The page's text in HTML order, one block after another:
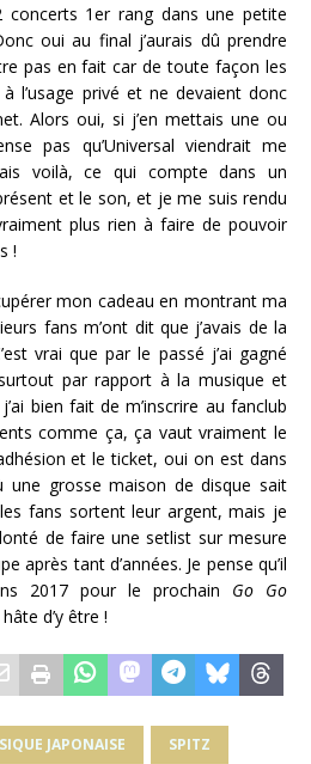
1er rang dans une petite
oui au final j’aurais dû prendre
pas en fait car de toute façon les
l’usage privé et ne devaient donc
Alors oui, si j’en mettais une ou
pas qu’Universal viendrait me
voilà, ce qui compte dans un
et le son, et je me suis rendu
plus rien à faire de pouvoir
!
mon cadeau en montrant ma
fans m’ont dit que j’avais de la
vrai que par le passé j’ai gagné
par rapport à la musique et
bien fait de m’inscrire au fanclub
comme ça, ça vaut vraiment le
et le ticket, oui on est dans
une grosse maison de disque sait
fans sortent leur argent, mais je
de faire une setlist sur mesure
après tant d’années. Je pense qu’il
2017 pour le prochain Go Go
d’y être !
JAPONAISE SPITZ